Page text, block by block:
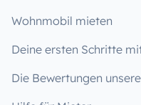
Wohnmobil mieten
Deine ersten Schritte
Die Bewertungen